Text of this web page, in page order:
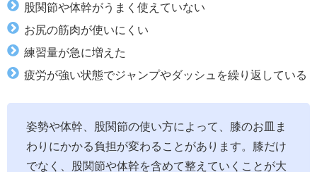
股関節や体幹がうまく使えていない
お尻の筋肉が使いにくい
練習量が急に増えた
疲労が強い状態でジャンプやダッシュを繰り返している
姿勢や体幹、股関節の使い方によって、膝のお皿ま
わりにかかる負担が変わることがあります。膝だけ
でなく、股関節や体幹を含めて整えていくことが大